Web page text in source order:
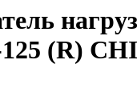
(R)